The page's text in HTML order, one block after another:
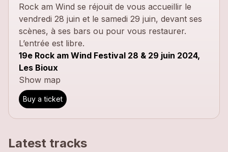
Rock am Wind se réjouit de vous accueillir le
vendredi 28 juin et le samedi 29 juin, devant ses
scènes, à ses bars ou pour vous restaurer.
L’entrée est libre.
19e Rock am Wind Festival 28 & 29 juin 2024,
Les Bioux
Show map
Buy a ticket
Latest tracks